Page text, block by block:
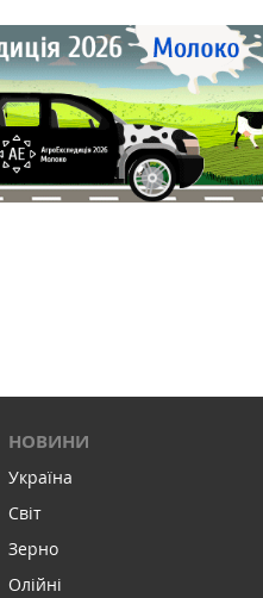
НОВИНИ
Україна
Світ
Зерно
Олійні